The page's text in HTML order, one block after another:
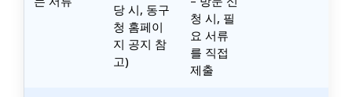
당 시, 동구
청 홈페이
지 공지 참
고)
청 시, 필
요 서류
를 직접
제출